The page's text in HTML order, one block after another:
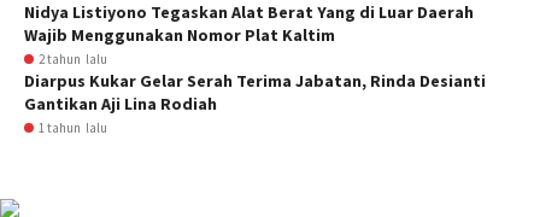
Nidya Listiyono Tegaskan Alat Berat Yang di Luar Daerah
Wajib Menggunakan Nomor Plat Kaltim
2 tahun lalu
Diarpus Kukar Gelar Serah Terima Jabatan, Rinda Desianti
Gantikan Aji Lina Rodiah
1 tahun lalu